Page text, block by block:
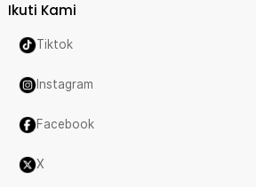
Ikuti Kami
Tiktok
Instagram
Facebook
X